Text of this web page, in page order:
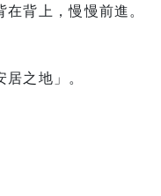
背上，慢慢前進。
之地」。